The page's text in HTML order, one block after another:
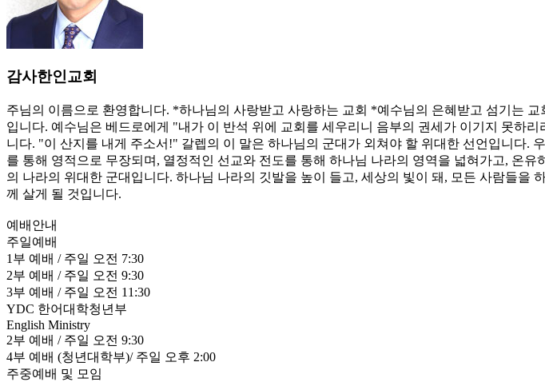
감사한인교회
주님의 이름으로 환영합니다. *하나님의 사랑받고 사랑하는 교회 *예수님의 은혜받고 섬기는
입니다. 예수님은 베드로에게 "내가 이 반석 위에 교회를 세우리니 음부의 권세가 이기지 못하
니다. "이 산지를 내게 주소서!" 갈렙의 이 말은 하나님의 군대가 외쳐야 할 위대한 선언입니다.
를 통해 영적으로 무장되며, 열정적인 선교와 전도를 통해 하나님 나라의 영역을 넓혀가고, 온
의 나라의 위대한 군대입니다. 하나님 나라의 깃발을 높이 들고, 세상의 빛이 돼, 모든 사람들
께 살게 될 것입니다.
예배안내
주일예배
1부 예배 / 주일 오전 7:30
2부 예배 / 주일 오전 9:30
3부 예배 / 주일 오전 11:30
YDC 한어대학청년부
English Ministry
2부 예배 / 주일 오전 9:30
4부 예배 (청년대학부)/ 주일 오후 2:00
주중예배 및 모임